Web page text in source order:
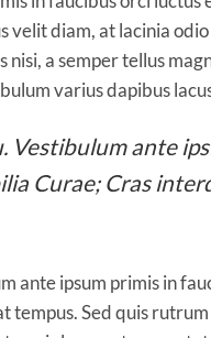
velit diam, at lacinia
a semper tellus
varius dapibus
Vestibulum ante
Curae; Cras
ante ipsum primis in
Sed quis